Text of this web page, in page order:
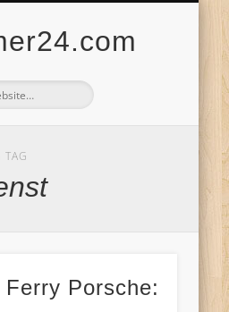
TAG
Porsche: